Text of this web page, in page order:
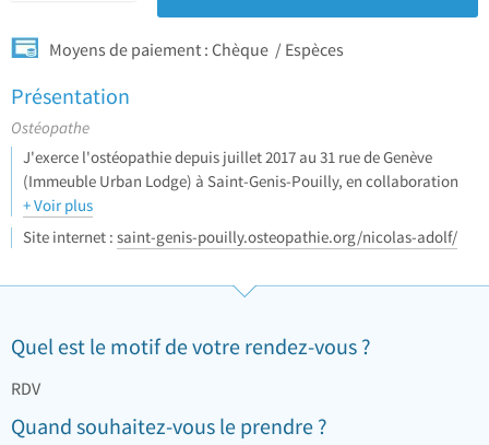
Moyens de paiement : Chèque Espèces
Présentation
Ostéopathe
J'exerce l'ostéopathie depuis juillet 2017 au 31 rue de Genève
(Immeuble Urban Lodge) à Saint-Genis-Pouilly, en collaboration
au sein du cabinet de Nicolas ADOLF (ostéopathe)
+ Voir plus
Site internet : saint-genis-pouilly.osteopathie.org/nicolas-adolf/
Quel est le motif de votre rendez-vous ?
RDV
Quand souhaitez-vous le prendre ?